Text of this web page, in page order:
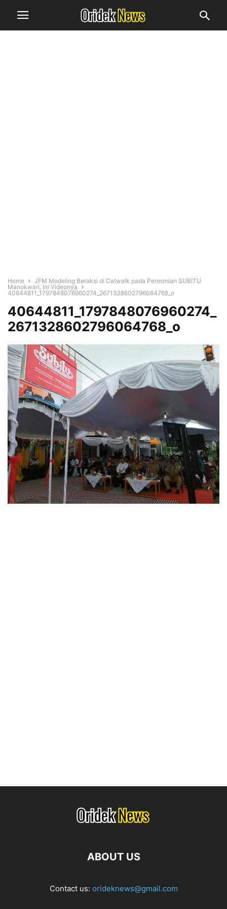
Home
JFM Modeling Beraksi di Catwalk pada Peresmian SUBITU
Manokwari, Ini Videonya
40644811_1797848076960274_2671328602796064768_o
40644811_1797848076960274_
2671328602796064768_o
ABOUT US
Contact us: orideknews@gmail.com